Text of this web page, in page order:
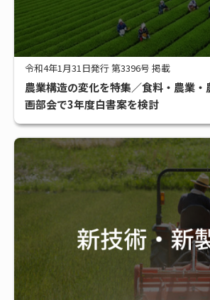
令和4年1月31日発行 第3396号 掲載
農業構造の変化を特集／食料・農業
画部会で3年度白書案を検討